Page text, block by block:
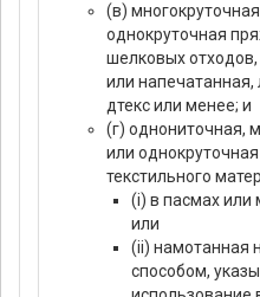
(в)
однокруточная
шелковых
или напечатанная,
дтекс или менее; и
(г) однониточная,
или
текстильного
(i) в пасмах или
или
(ii) намотанная
способом,